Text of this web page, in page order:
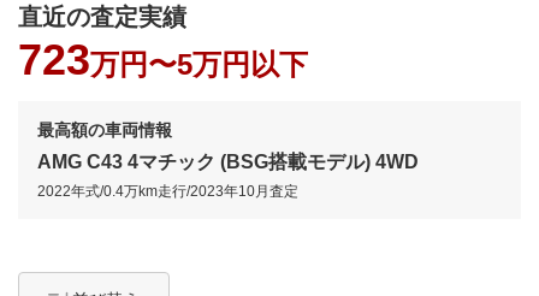
直近の査定実績
723万円〜5万円以下
最高額の車両情報
AMG C43 4マチック (BSG搭載モデル) 4WD
2022年式/0.4万km走行/2023年10月査定